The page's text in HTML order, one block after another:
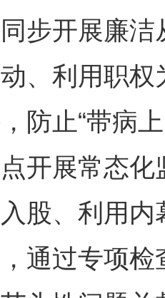
步开展廉
、利用职
防止“带病
开展常态
股、利用
通过专项